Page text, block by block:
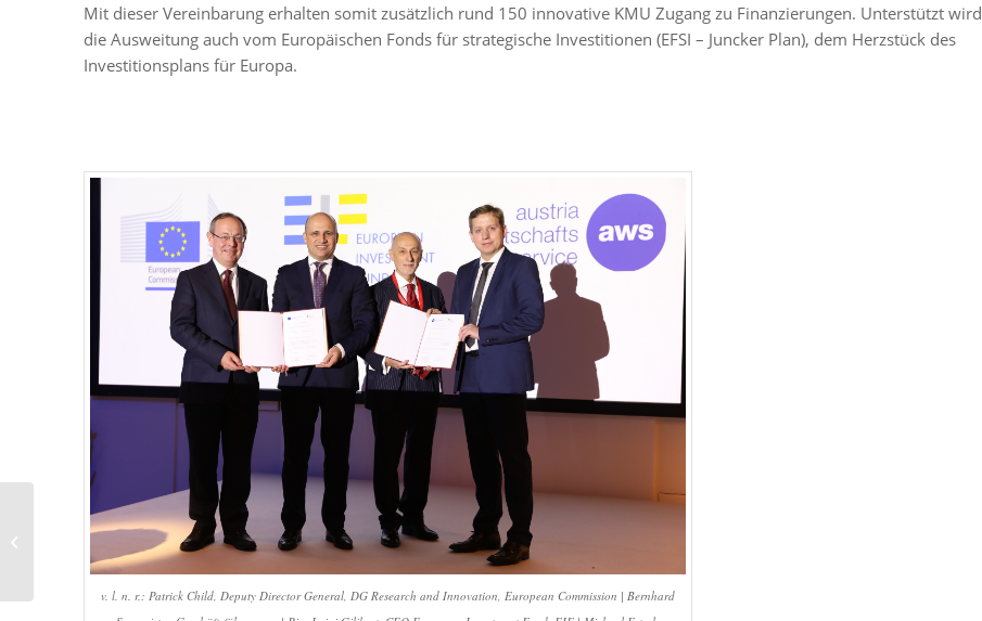
Mit dieser Vereinbarung erhalten somit zusätzlich rund 150 innovative KMU Zugang zu Finanzierungen. Unterstützt wird
die Ausweitung auch vom Europäischen Fonds für strategische Investitionen (EFSI – Juncker Plan), dem Herzstück des
Investitionsplans für Europa.
v. l. n. r.: Patrick Child, Deputy Director General, DG Research and Innovation, European Commission | Bernhard
Schwerpunkt
Gesundheit | GESUND
IM JOB – 10 TIPPS